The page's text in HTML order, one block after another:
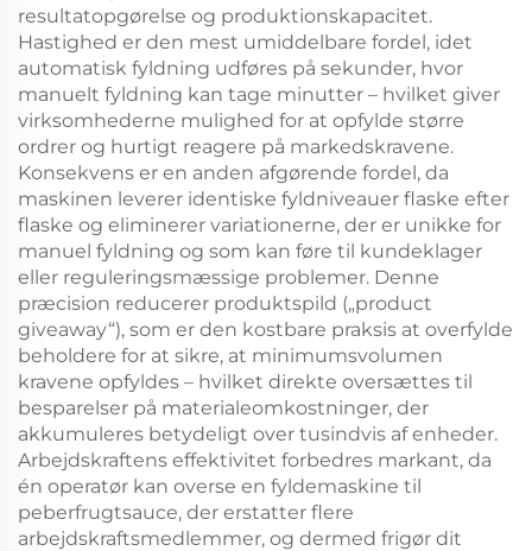
resultatopgørelse og produktionskapacitet.
Hastighed er den mest umiddelbare fordel, idet
automatisk fyldning udføres på sekunder, hvor
manuelt fyldning kan tage minutter – hvilket giver
virksomhederne mulighed for at opfylde større
ordrer og hurtigt reagere på markedskravene.
Konsekvens er en anden afgørende fordel, da
maskinen leverer identiske fyldniveauer flaske efter
flaske og eliminerer variationerne, der er unikke for
manuel fyldning og som kan føre til kundeklager
eller reguleringsmæssige problemer. Denne
præcision reducerer produktspild („product
giveaway“), som er den kostbare praksis at overfylde
beholdere for at sikre, at minimumsvolumen
kravene opfyldes – hvilket direkte oversættes til
besparelser på materialeomkostninger, der
akkumuleres betydeligt over tusindvis af enheder.
Arbejdskraftens effektivitet forbedres markant, da
én operatør kan overse en fyldemaskine til
peberfrugtsauce, der erstatter flere
arbejdskraftsmedlemmer, og dermed frigør dit